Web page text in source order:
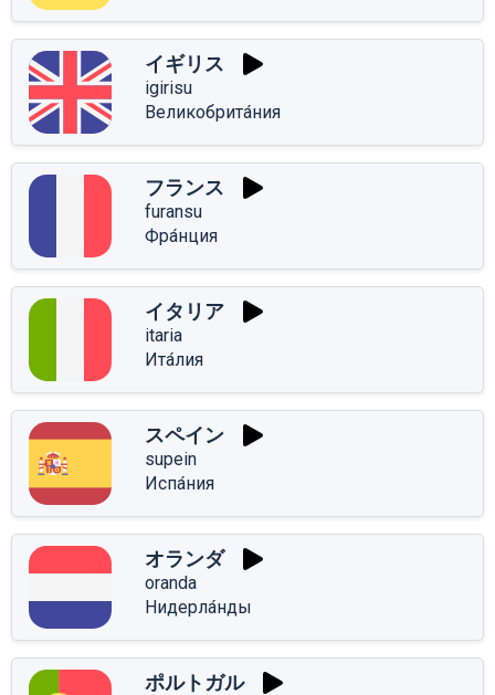
イギリス
igirisu
Великобрита́ния
フランス
furansu
Фра́нция
イタリア
itaria
Ита́лия
スペイン
supein
Испа́ния
オランダ
oranda
Нидерла́нды
ポルトガル